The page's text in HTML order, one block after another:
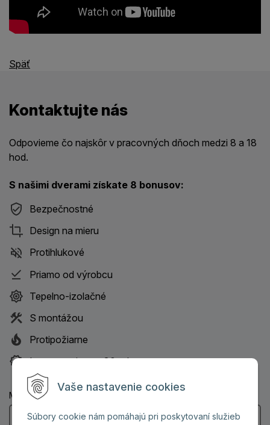
Vaše nastavenie cookies
Súbory cookie nám pomáhajú pri poskytovaní služieb
Späť
Kontaktujte nás
Odpovieme čo najskôr v pracovných dňoch medzi 8 a 18
hod.
S našimi dverami získate 8 bonusov:
Bezpečnostné
Design na mieru
Protihlukové
Priamo od výrobcu
Tepelno-izolačné
S montážou
Protipožiarne
Istota servisu na 30 rokov
Meno a priezvisko: (Povinný údaj)